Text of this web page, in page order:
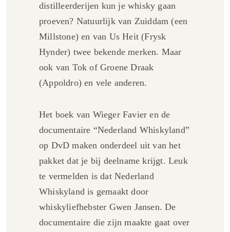
distilleerderijen kun je whisky gaan
proeven? Natuurlijk van Zuiddam (een
Millstone) en van Us Heit (Frysk
Hynder) twee bekende merken. Maar
ook van Tok of Groene Draak
(Appoldro) en vele anderen.
Het boek van Wieger Favier en de
documentaire “Nederland Whiskyland”
op DvD maken onderdeel uit van het
pakket dat je bij deelname krijgt. Leuk
te vermelden is dat Nederland
Whiskyland is gemaakt door
whiskyliefhebster Gwen Jansen. De
documentaire die zijn maakte gaat over